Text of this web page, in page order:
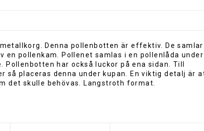
Denna pollenbotten är effektiv. De samlar
pollenkam. Pollenet samlas i en pollenlåda under
har också luckor på ena sidan. Till
placeras denna under kupan. En viktig detalj är
det skulle behövas. Langstroth format.